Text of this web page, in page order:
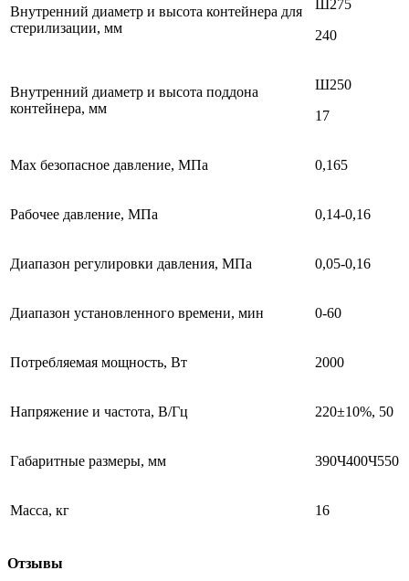
Внутренний диаметр и высота контейнера для
стерилизации, мм
Ш275
240
Внутренний диаметр и высота поддона
контейнера, мм
Ш250
17
Max безопасное давление, МПа 0,165
Рабочее давление, МПа 0,14-0,16
Диапазон регулировки давления, МПа 0,05-0,16
Диапазон установленного времени, мин 0-60
Потребляемая мощность, Вт 2000
Напряжение и частота, В/Гц 220±10%, 50
Габаритные размеры, мм 390Ч400Ч550
Масса, кг 16
Отзывы